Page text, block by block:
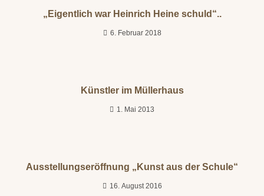
„Eigentlich war Heinrich Heine schuld“..
6. Februar 2018
Künstler im Müllerhaus
1. Mai 2013
Ausstellungseröffnung „Kunst aus der Schule“
16. August 2016